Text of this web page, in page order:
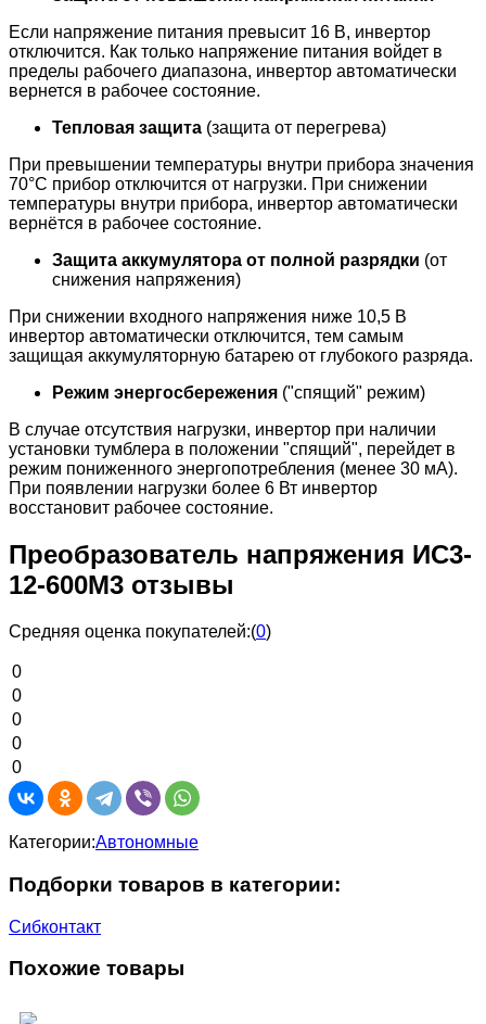
Если напряжение питания превысит 16 В, инвертор
отключится. Как только напряжение питания войдет в
пределы рабочего диапазона, инвертор автоматически
вернется в рабочее состояние.
Тепловая защита (защита от перегрева)
При превышении температуры внутри прибора значения
70°С прибор отключится от нагрузки. При снижении
температуры внутри прибора, инвертор автоматически
вернётся в рабочее состояние.
Защита аккумулятора от полной разрядки (от
снижения напряжения)
При снижении входного напряжения ниже 10,5 В
инвертор автоматически отключится, тем самым
защищая аккумуляторную батарею от глубокого разряда.
Режим энергосбережения ("спящий" режим)
В случае отсутствия нагрузки, инвертор при наличии
установки тумблера в положении "спящий", перейдет в
режим пониженного энергопотребления (менее 30 мА).
При появлении нагрузки более 6 Вт инвертор
восстановит рабочее состояние.
Преобразователь напряжения ИС3-
12-600М3 отзывы
Средняя оценка покупателей:(0)
0
0
0
0
0
Категории:Автономные
Подборки товаров в категории:
Сибконтакт
Похожие товары